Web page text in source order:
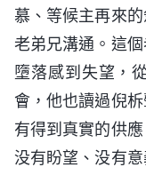
慕、等候主再來
老弟兄溝通。這
墮落感到失望，
會，他也讀過倪
有得到真實的供
没有盼望、没有